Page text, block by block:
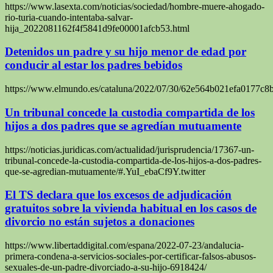
https://www.lasexta.com/noticias/sociedad/hombre-muere-ahogado-
rio-turia-cuando-intentaba-salvar-
hija_2022081162f4f5841d9fe00001afcb53.html
Detenidos un padre y su hijo menor de edad por
conducir al estar los padres bebidos
https://www.elmundo.es/cataluna/2022/07/30/
Un tribunal concede la custodia compartida de los
hijos a dos padres que se agredían mutuamente
https://noticias.juridicas.com/actualidad/jurisprudencia/17367-un-
tribunal-concede-la-custodia-compartida-de-los-hijos-a-dos-padres-
que-se-agredian-mutuamente/#.YuI_ebaCf9Y.twitter
El TS declara que los excesos de adjudicación
gratuitos sobre la vivienda habitual en los casos de
divorcio no están sujetos a donaciones
https://www.libertaddigital.com/espana/2022-07-23/andalucia-
primera-condena-a-servicios-sociales-por-certificar-falsos-abusos-
sexuales-de-un-padre-divorciado-a-su-hijo-6918424/